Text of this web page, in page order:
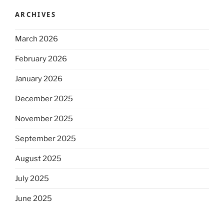
ARCHIVES
March 2026
February 2026
January 2026
December 2025
November 2025
September 2025
August 2025
July 2025
June 2025